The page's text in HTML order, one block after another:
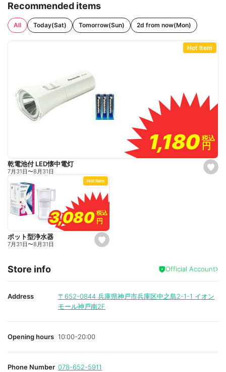
Recommended items
All Today(Sat) Tomorrow(Sun) 2d from now(Mon)
s
e
Hot Item
1,180
1,180税込
税込
円
円
乾電池付 LED懐中電灯
7月31日〜8月31日
s
e
i
t
e
Hot Item
3,080
3,080税込
税込
円
円
ポット型浄水器
7月31日〜8月31日
Store info Official Account
Address 〒652-0844 兵庫県神戸市兵庫区中之島2-1-1 イオン
モール神戸南2F
Opening hours 10:00-20:00
Phone Number 078-652-5911